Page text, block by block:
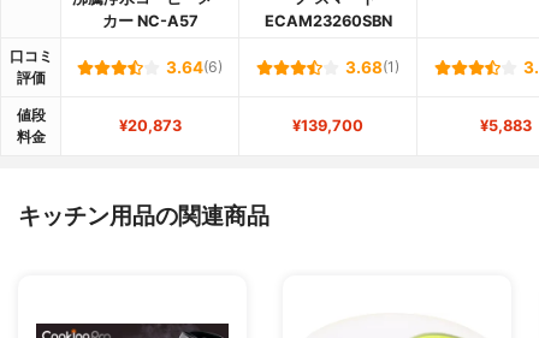
カー NC-A57
ECAM23260SBN
口コミ
評価
3.64(6) 3.68(1)
値段
料金
¥20,873 ¥139,700 ¥5,883
キッチン用品の関連商品